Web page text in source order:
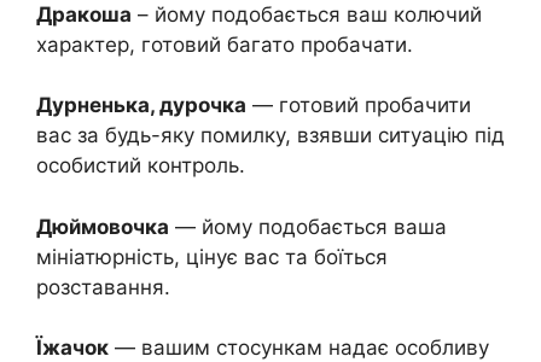
Дракоша – йому подобається ваш колючий
характер, готовий багато пробачати.
Дурненька, дурочка — готовий пробачити
вас за будь-яку помилку, взявши ситуацію під
особистий контроль.
Дюймовочка — йому подобається ваша
мініатюрність, цінує вас та боїться
розставання.
Їжачок — вашим стосункам надає особливу